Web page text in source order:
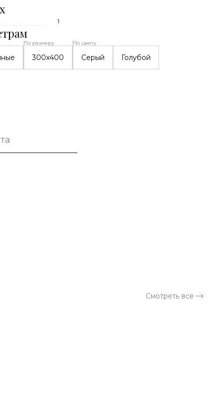
1
По размеру
300x400
По цвету
Серый Голубой
Смотреть все